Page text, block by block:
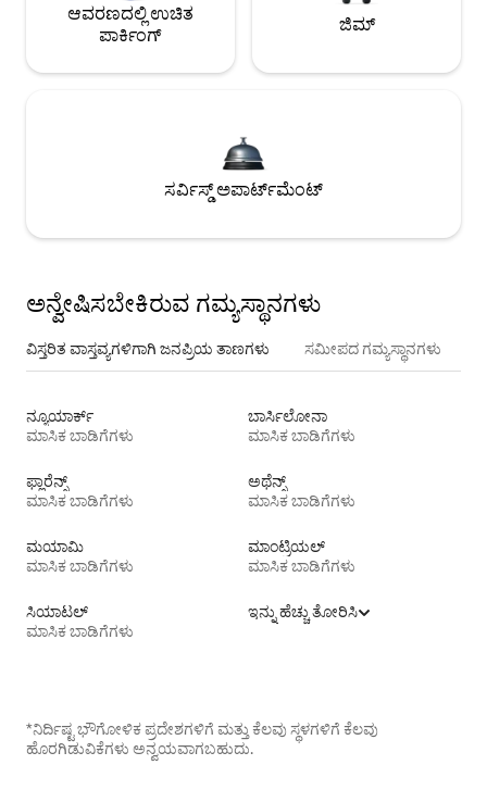
ಆವರಣದಲ್ಲಿ ಉಚಿತ
ಪಾರ್ಕಿಂಗ್
ಜಿಮ್
ಸರ್ವಿಸ್ಡ್ ಅಪಾರ್ಟ್‌ಮೆಂಟ್
ಅನ್ವೇಷಿಸಬೇಕಿರುವ ಗಮ್ಯಸ್ಥಾನಗಳು
ವಿಸ್ತರಿತ ವಾಸ್ತವ್ಯಗಳಿಗಾಗಿ ಜನಪ್ರಿಯ ತಾಣಗಳು ಸಮೀಪದ ಗಮ್ಯಸ್ಥಾನಗಳು
ನ್ಯೂಯಾರ್ಕ್
ಮಾಸಿಕ ಬಾಡಿಗೆಗಳು
ಬಾರ್ಸಿಲೋನಾ
ಮಾಸಿಕ ಬಾಡಿಗೆಗಳು
ಫ್ಲಾರೆನ್ಸ್
ಮಾಸಿಕ ಬಾಡಿಗೆಗಳು
ಅಥೆನ್ಸ್
ಮಾಸಿಕ ಬಾಡಿಗೆಗಳು
ಮಯಾಮಿ
ಮಾಸಿಕ ಬಾಡಿಗೆಗಳು
ಮಾಂಟ್ರಿಯಲ್
ಮಾಸಿಕ ಬಾಡಿಗೆಗಳು
ಸಿಯಾಟಲ್
ಮಾಸಿಕ ಬಾಡಿಗೆಗಳು
ಇನ್ನು ಹೆಚ್ಚು ತೋರಿಸಿ
*ನಿರ್ದಿಷ್ಟ ಭೌಗೋಳಿಕ ಪ್ರದೇಶಗಳಿಗೆ ಮತ್ತು ಕೆಲವು ಸ್ಥಳಗಳಿಗೆ ಕೆಲವು
ಹೊರಗಿಡುವಿಕೆಗಳು ಅನ್ವಯವಾಗಬಹುದು.